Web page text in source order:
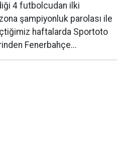
4 futbolcudan ilki
şampiyonluk parolası ile
haftalarda Sportoto
Fenerbahçe...